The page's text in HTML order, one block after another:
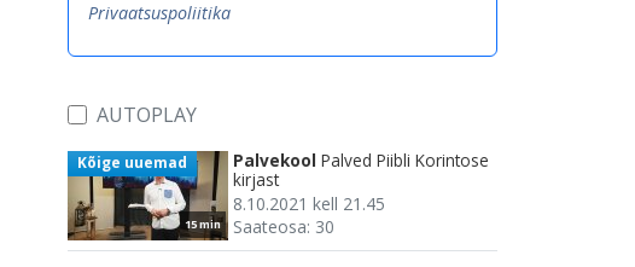
Privaatsuspoliitika
AUTOPLAY
15 min
Kõige uuemad Palvekool Palved Piibli Korintose
kirjast
8.10.2021 kell 21.45
Saateosa: 30